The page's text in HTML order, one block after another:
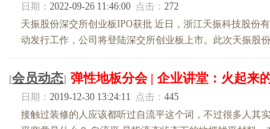
日期： 2022-09-26 11:46:00 点击： 272
天振股份深交所创业板IPO获批 近日，浙江天振科技股份
动发行工作，公司将登陆深交所创业板上市。此次天振股
[会员动态] 弹性地板分会 | 企业讲堂：火起来
日期： 2019-12-30 13:24:11 点击： 445
接触过装修的人应该都听过自流平这个词，不过很多人其